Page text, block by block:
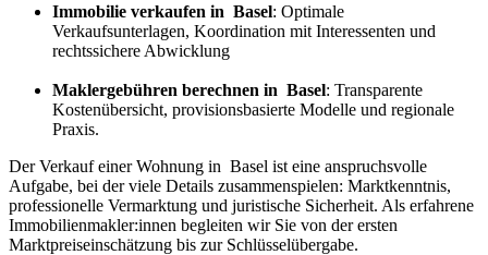
Immobilie verkaufen in Basel: Optimale
Verkaufsunterlagen, Koordination mit Interessenten und
rechtssichere Abwicklung
Maklergebühren berechnen in Basel: Transparente
Kostenübersicht, provisionsbasierte Modelle und regionale
Praxis.
Der Verkauf einer Wohnung in Basel ist eine anspruchsvolle
Aufgabe, bei der viele Details zusammenspielen: Marktkenntnis,
professionelle Vermarktung und juristische Sicherheit. Als erfahrene
Immobilienmakler:innen begleiten wir Sie von der ersten
Marktpreiseinschätzung bis zur Schlüsselübergabe.